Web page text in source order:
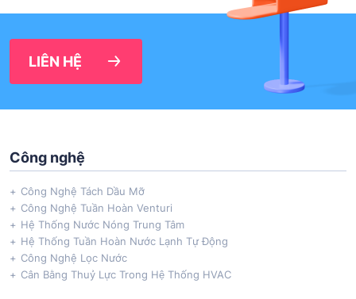
LIÊN HỆ
Công nghệ
Công Nghệ Tách Dầu Mỡ
Công Nghệ Tuần Hoàn Venturi
Hệ Thống Nước Nóng Trung Tâm
Hệ Thống Tuần Hoàn Nước Lạnh Tự Động
Công Nghệ Lọc Nước
Cân Bằng Thuỷ Lực Trong Hệ Thống HVAC